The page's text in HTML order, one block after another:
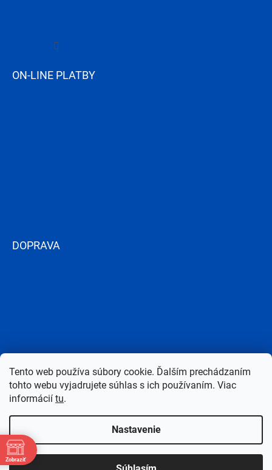
Tento web používa súbory cookie. Ďalším prechádzaním
tohto webu vyjadrujete súhlas s ich používaním. Viac
informácií tu.
Nastavenie
ON-LINE PLATBY
DOPRAVA
Copyright 2026
Upraviť
Zobraziť